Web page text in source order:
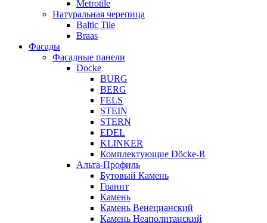
Metrotile
Натуральная черепица
Baltic Tile
Braas
Фасады
Фасадные панели
Docke
BURG
BERG
FELS
STEIN
STERN
EDEL
KLINKER
Комплектующие Döcke-R
Альта-Профиль
Бутовый Камень
Гранит
Камень
Камень Венецианский
Камень Неаполитанский